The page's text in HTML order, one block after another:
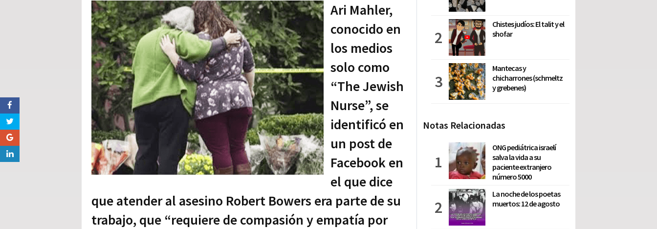
Ari Mahler,
conocido en
los medios
solo como
“The Jewish
Nurse”, se
identificó en
un post de
Facebook en
el que dice
que atender al asesino Robert Bowers era parte de su
trabajo, que “requiere de compasión y empatía por
Chistes judíos: El talit y el
shofar
Mantecas y
chicharrones (schmeltz
y grebenes)
Notas Relacionadas
ONG pediátrica israelí
salva la vida a su
paciente extranjero
número 5000
La noche de los poetas
muertos: 12 de agosto